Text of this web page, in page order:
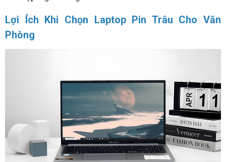
Lợi Ích Khi Chọn Laptop Pin Trâu Cho Văn
Phòng